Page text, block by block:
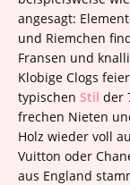
angesagt:
und Riemchen
Fransen und
Klobige Clogs
typischen Stil der
frechen Nieten
Holz wieder voll
Vuitton oder
aus England